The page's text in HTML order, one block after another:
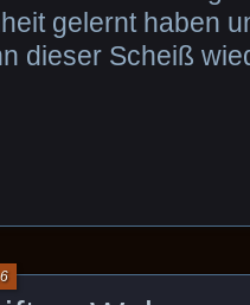
gelernt haben
dieser Scheiß